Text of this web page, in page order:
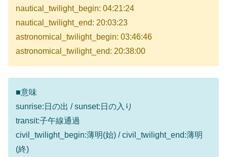
nautical_twilight_begin: 04:21:24
nautical_twilight_end: 20:03:23
astronomical_twilight_begin: 03:46:46
astronomical_twilight_end: 20:38:00
■意味
sunrise:日の出 / sunset:日の入り
transit:子午線通過
civil_twilight_begin:薄明(始) / civil_twilight_end:薄明
(終)